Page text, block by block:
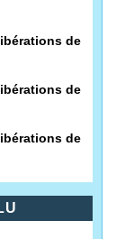
de
de
de